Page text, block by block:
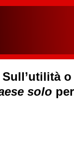
solo per